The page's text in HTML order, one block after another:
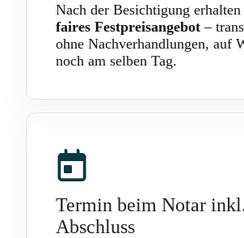
Nach der Besichtigung erhalten
faires Festpreisangebot –
ohne Nachverhandlungen, auf
noch am selben Tag.
Termin beim Notar
Abschluss